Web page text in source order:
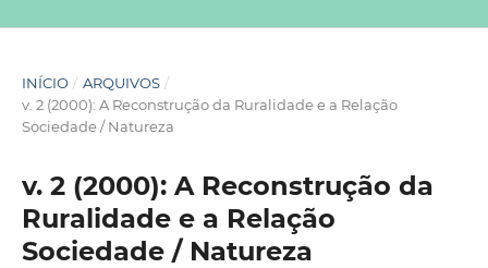
INÍCIO / ARQUIVOS /
v. 2 (2000): A Reconstrução da Ruralidade e a Relação
Sociedade / Natureza
v. 2 (2000): A Reconstrução da
Ruralidade e a Relação
Sociedade / Natureza